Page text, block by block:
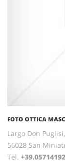
FOTO OTTICA
Largo Don
56028 San
Tel.